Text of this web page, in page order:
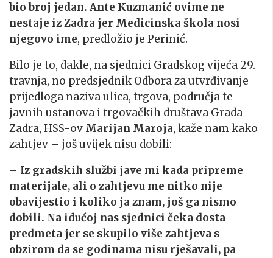
bio broj jedan. Ante Kuzmanić ovime ne
nestaje iz Zadra jer Medicinska škola nosi
njegovo ime, predložio je Perinić.
Bilo je to, dakle, na sjednici Gradskog vijeća 29.
travnja, no predsjednik Odbora za utvrđivanje
prijedloga naziva ulica, trgova, područja te
javnih ustanova i trgovačkih društava Grada
Zadra, HSS-ov Marijan Maroja, kaže nam kako
zahtjev – još uvijek nisu dobili:
– Iz gradskih službi jave mi kada pripreme
materijale, ali o zahtjevu me nitko nije
obavijestio i koliko ja znam, još ga nismo
dobili. Na idućoj nas sjednici čeka dosta
predmeta jer se skupilo više zahtjeva s
obzirom da se godinama nisu rješavali, pa